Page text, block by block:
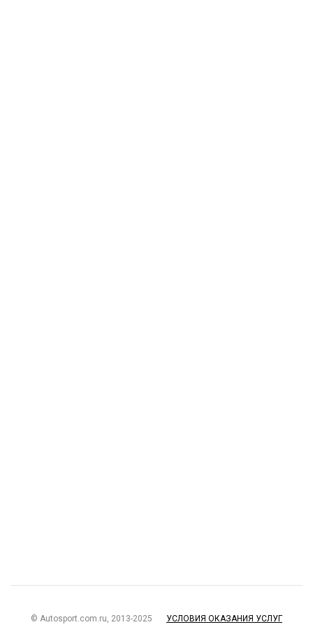
© Autosport.com.ru, 2013-2025 УСЛОВИЯ ОКАЗАНИЯ УСЛУГ